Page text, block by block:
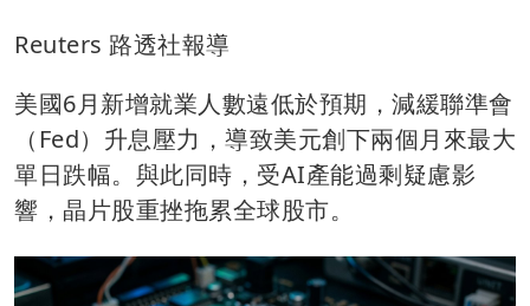
Reuters 路透社報導
美國6月新增就業人數遠低於預期，減緩聯準會
（Fed）升息壓力，導致美元創下兩個月來最大
單日跌幅。與此同時，受AI產能過剩疑慮影
響，晶片股重挫拖累全球股市。